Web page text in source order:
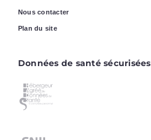
Nous contacter
Plan du site
Données de santé sécurisées